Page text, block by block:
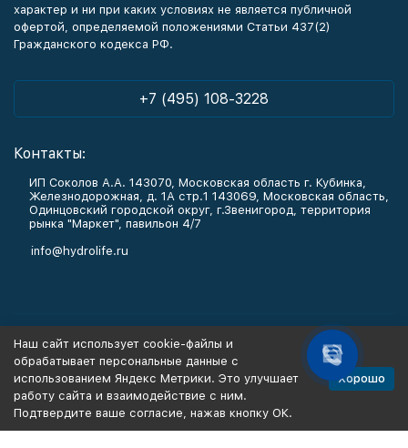
характер и ни при каких условиях не является публичной
офертой, определяемой положениями Статьи 437(2)
Гражданского кодекса РФ.
+7 (495) 108-3228
Контакты:
ИП Соколов А.А. 143070, Московская область г. Кубинка,
Железнодорожная, д. 1А стр.1 143069, Московская область,
Одинцовский городской округ, г.Звенигород, территория
рынка "Маркет", павильон 4/7
info@hydrolife.ru
Информация
Политика персональных данных
Наш сайт использует cookie-файлы и
обрабатывает персональные данные с
использованием Яндекс Метрики. Это улучшает
работу сайта и взаимодействие с ним.
Подтвердите ваше согласие, нажав кнопку ОК.
Хорошо